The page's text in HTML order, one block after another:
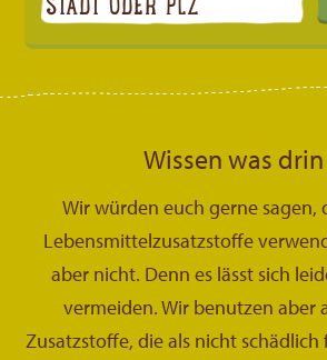
Wissen was
Wir würden euch gerne sagen,
Lebensmittelzusatzstoffe
aber nicht. Denn es lässt sich
vermeiden. Wir benutzen aber
Zusatzstoffe, die als nicht schädlich